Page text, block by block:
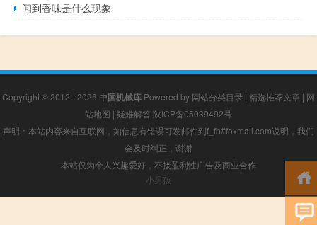
闻到香味是什么现象
Copyright © 2012 - 2026 中国机械库 Powered by 网站分类目录 | 精选推荐文章 | 网
站地图 | 疑难解答 陕ICP备05039492号
声明：本站内容来自互联网，如信息有错误可发邮件到f_fb#foxmail.com说明，我们
会及时纠正，谢谢
本站仅为个人兴趣爱好，不接盈利性广告及商业合作
小男孩